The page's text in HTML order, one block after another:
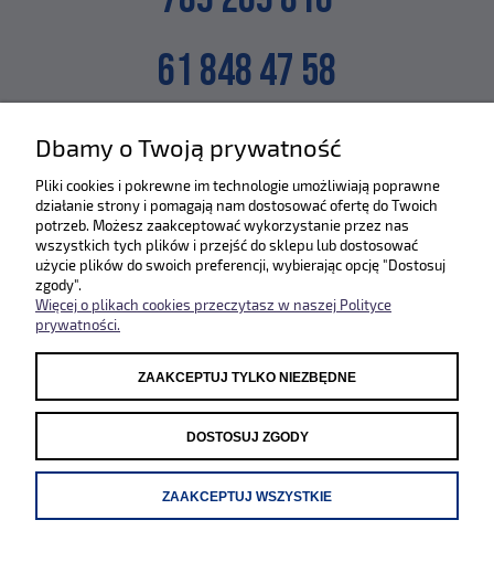
61 848 47 58
SKLEP@ZLEWOZMYWAKI.PL
Poznaj nas bliżej :)
WWW.SYSTEMCERAM.PL|WWW.REGINOX.PL
Dbamy o Twoją prywatność
Pliki cookies i pokrewne im technologie umożliwiają poprawne
działanie strony i pomagają nam dostosować ofertę do Twoich
potrzeb. Możesz zaakceptować wykorzystanie przez nas
wszystkich tych plików i przejść do sklepu lub dostosować
użycie plików do swoich preferencji, wybierając opcję "Dostosuj
zgody".
Więcej o plikach cookies przeczytasz w naszej Polityce
prywatności.
ZAAKCEPTUJ TYLKO NIEZBĘDNE
DOSTOSUJ ZGODY
ZAAKCEPTUJ WSZYSTKIE